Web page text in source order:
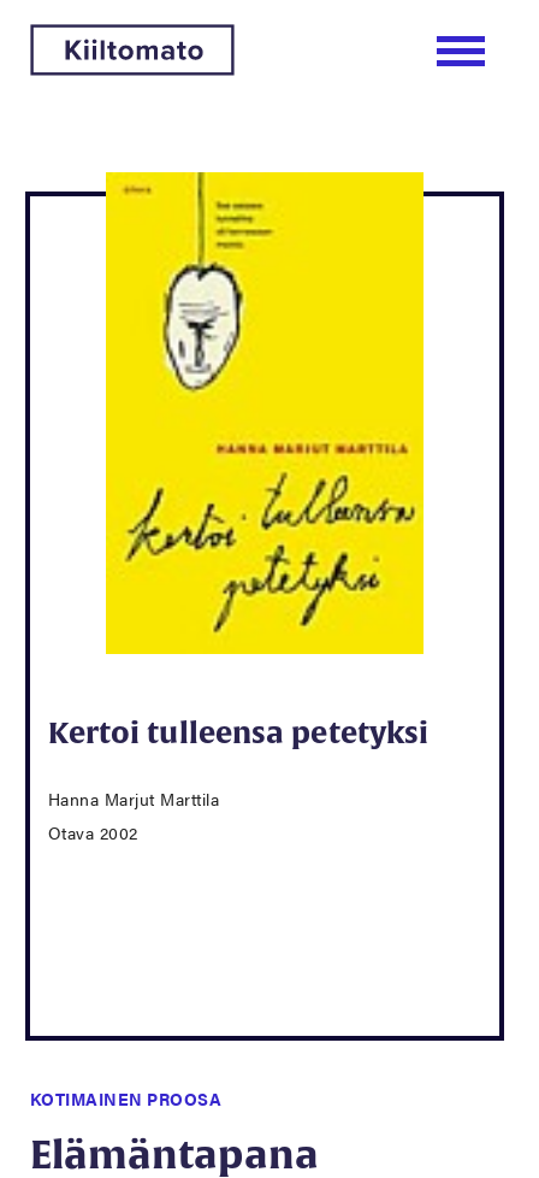
Kertoi tulleensa petetyksi
Hanna Marjut Marttila
Otava 2002
KOTIMAINEN PROOSA
Elämäntapana